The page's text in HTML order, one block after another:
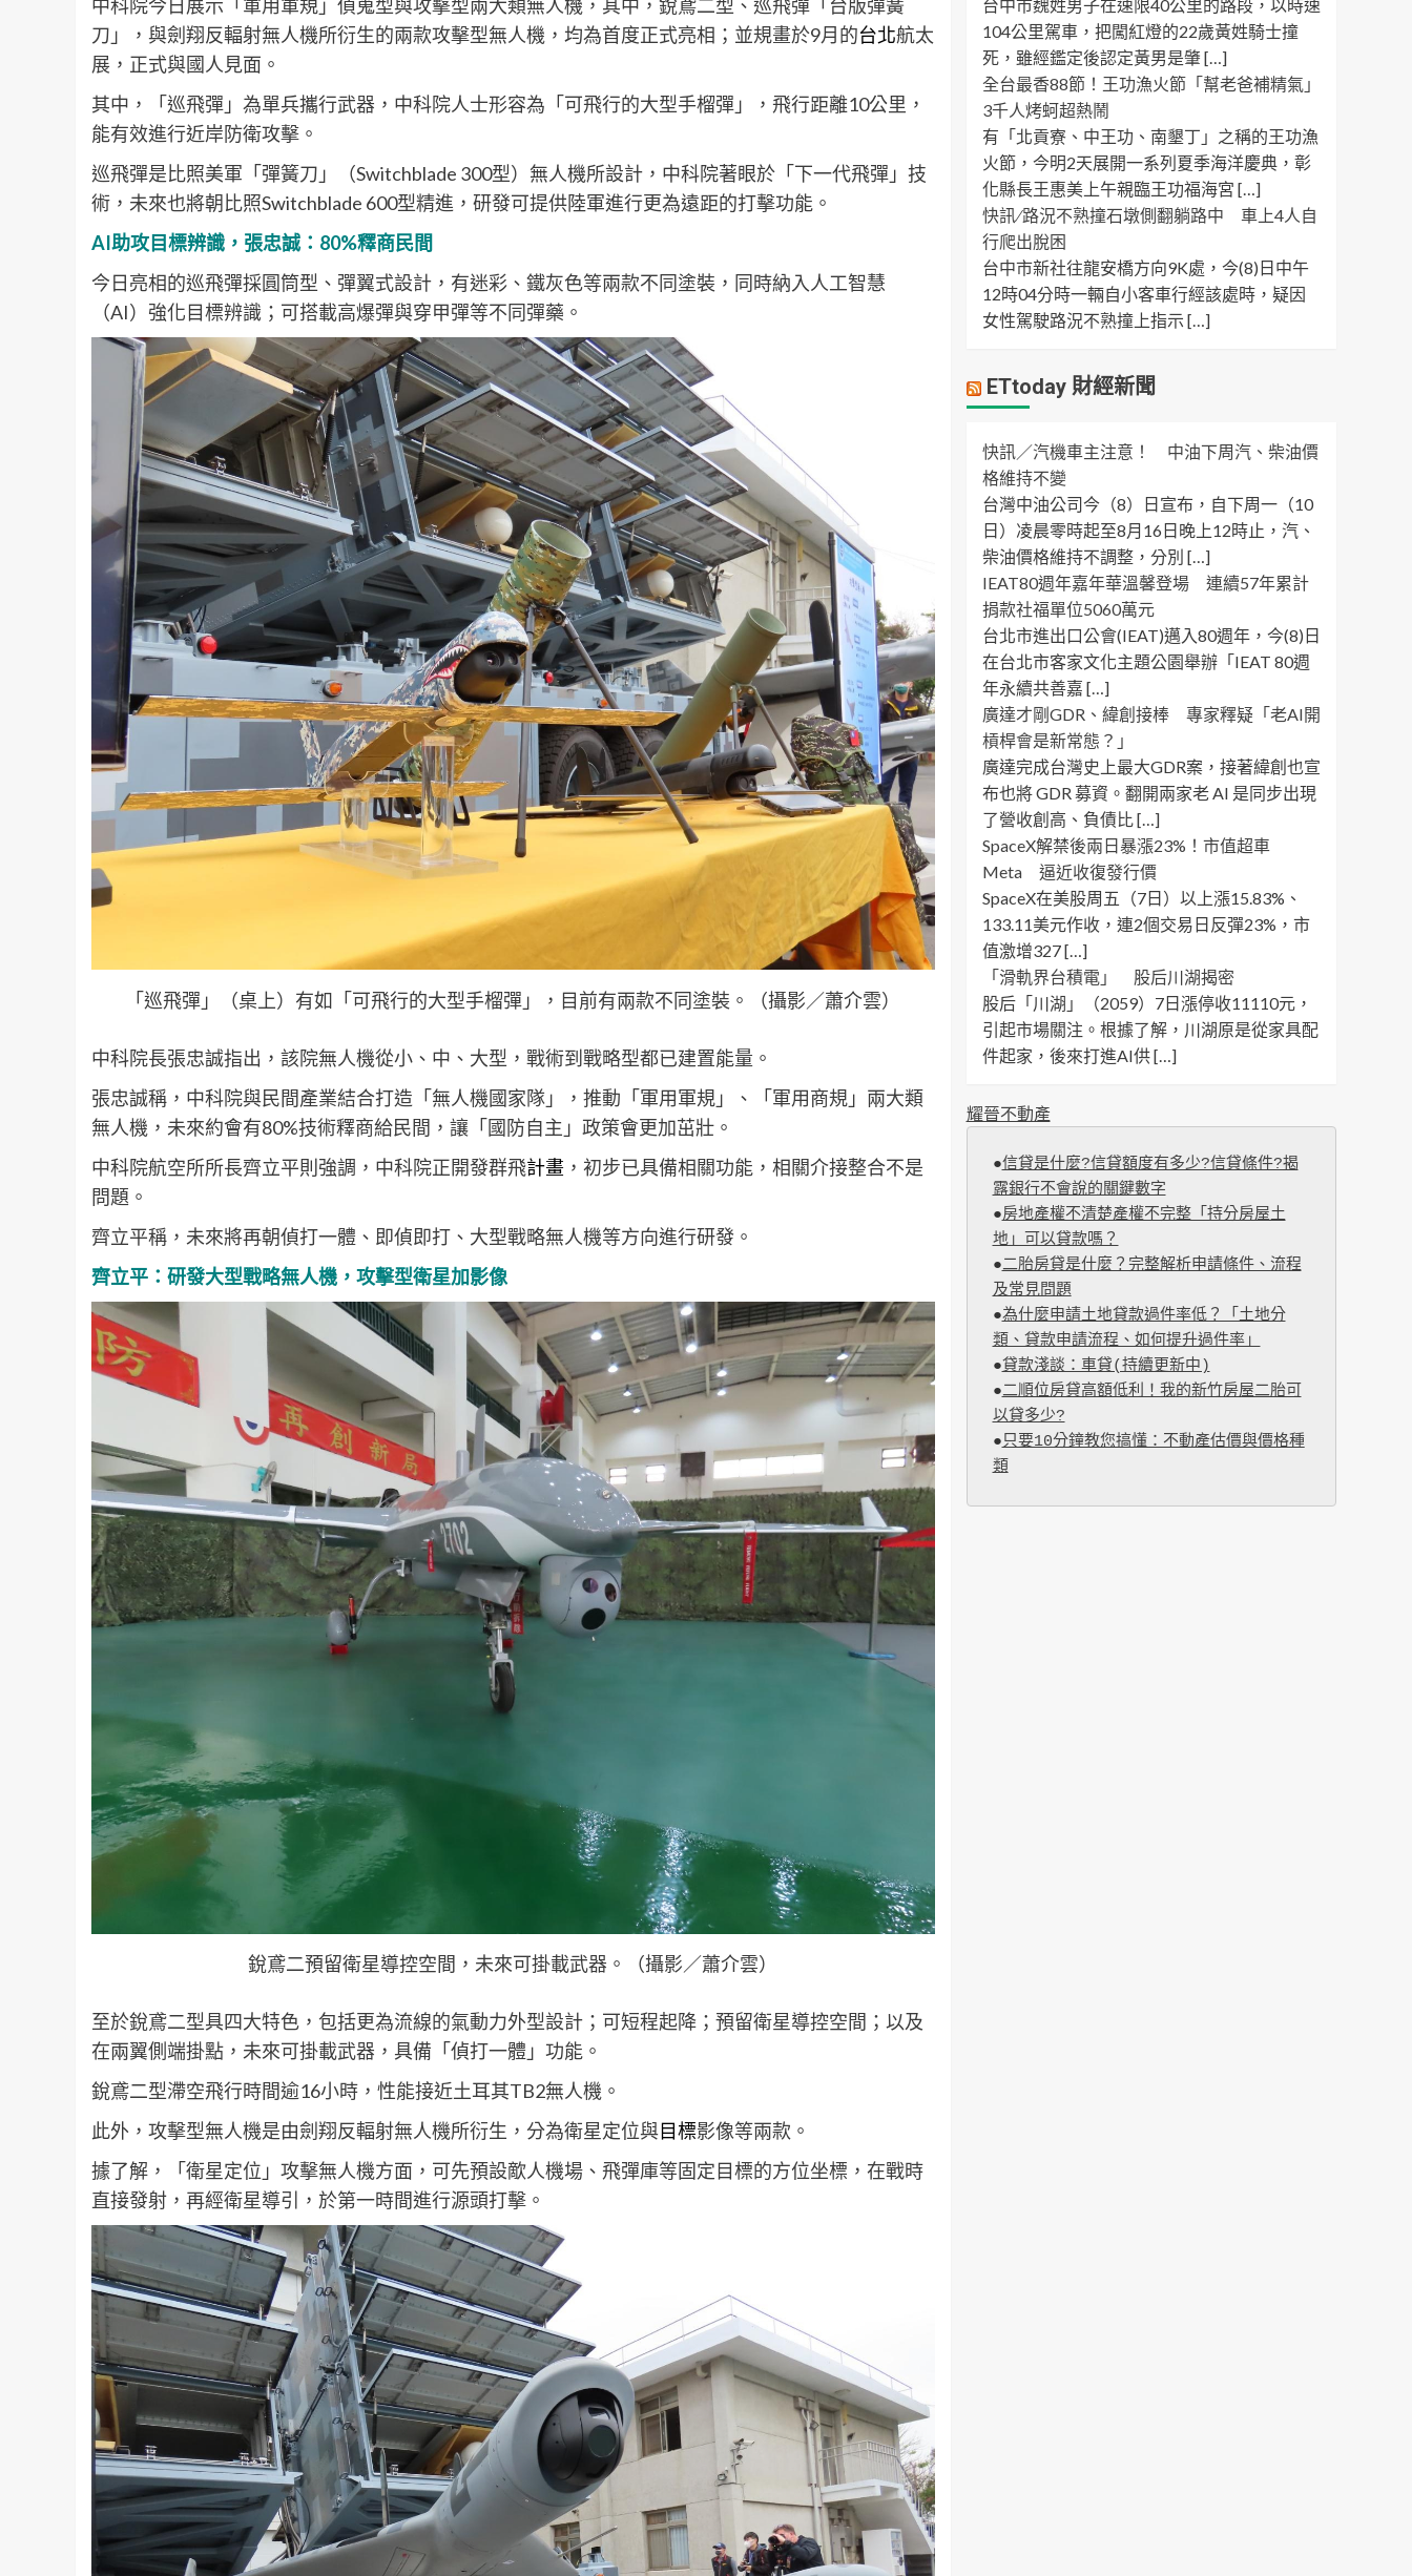
中科院今日展示「軍用軍規」偵蒐型與攻擊型兩大類無人機，其中，銳鳶二型、巡飛彈「台版彈簧
刀」，與劍翔反輻射無人機所衍生的兩款攻擊型無人機，均為首度正式亮相；並規畫於9月的台北航太
展，正式與國人見面。
其中，「巡飛彈」為單兵攜行武器，中科院人士形容為「可飛行的大型手榴彈」，飛行距離10公里，
能有效進行近岸防衛攻擊。
巡飛彈是比照美軍「彈簧刀」（Switchblade 300型）無人機所設計，中科院著眼於「下一代飛彈」技
術，未來也將朝比照Switchblade 600型精進，研發可提供陸軍進行更為遠距的打擊功能。
AI助攻目標辨識，張忠誠：80%釋商民間
今日亮相的巡飛彈採圓筒型、彈翼式設計，有迷彩、鐵灰色等兩款不同塗裝，同時納入人工智慧
（AI）強化目標辨識；可搭載高爆彈與穿甲彈等不同彈藥。
「巡飛彈」（桌上）有如「可飛行的大型手榴彈」，目前有兩款不同塗裝。（攝影／蕭介雲）
中科院長張忠誠指出，該院無人機從小、中、大型，戰術到戰略型都已建置能量。
張忠誠稱，中科院與民間產業結合打造「無人機國家隊」，推動「軍用軍規」、「軍用商規」兩大類
無人機，未來約會有80%技術釋商給民間，讓「國防自主」政策會更加茁壯。
中科院航空所所長齊立平則強調，中科院正開發群飛計畫 ，初步已具備相關功能，相關介接整合不是
問題。
齊立平稱，未來將再朝偵打一體、即偵即打、大型戰略無人機等方向進行研發。
齊立平：研發大型戰略無人機，攻擊型衛星加影像
銳鳶二預留衛星導控空間，未來可掛載武器。（攝影／蕭介雲）
至於銳鳶二型具四大特色，包括更為流線的氣動力外型設計；可短程起降；預留衛星導控空間；以及
在兩翼側端掛點，未來可掛載武器，具備「偵打一體」功能。
銳鳶二型滯空飛行時間逾16小時，性能接近土耳其TB2無人機。
此外，攻擊型無人機是由劍翔反輻射無人機所衍生，分為衛星定位與目標影像等兩款。
據了解，「衛星定位」攻擊無人機方面，可先預設歒人機場、飛彈庫等固定目標的方位坐標，在戰時
直接發射，再經衛星導引，於第一時間進行源頭打擊。
台中市魏姓男子在速限40公里的路段，以時速
104公里駕車，把闖紅燈的22歲黃姓騎士撞
死，雖經鑑定後認定黃男是肇 […]
全台最香88節！王功漁火節「幫老爸補精氣」
3千人烤蚵超熱鬧
有「北貢寮、中王功、南墾丁」之稱的王功漁
火節，今明2天展開一系列夏季海洋慶典，彰
化縣長王惠美上午親臨王功福海宮 […]
快訊 ∕ 路況不熟撞石墩側翻躺路中 車上4人自
行爬出脫困
台中市新社往龍安橋方向9K處，今(8)日中午
12時04分時一輛自小客車行經該處時，疑因
女性駕駛路況不熟撞上指示 […]
ETtoday 財經新聞
快訊／汽機車主注意！ 中油下周汽、柴油價
格維持不變
台灣中油公司今（8）日宣布，自下周一（10
日）凌晨零時起至8月16日晚上12時止，汽、
柴油價格維持不調整，分別 […]
IEAT80週年嘉年華溫馨登場 連續57年累計
捐款社福單位5060萬元
台北市進出口公會(IEAT)邁入80週年，今(8)日
在台北市客家文化主題公園舉辦「IEAT 80週
年永續共善嘉 […]
廣達才剛GDR、緯創接棒 專家釋疑「老AI開
槓桿會是新常態？」
廣達完成台灣史上最大GDR案，接著緯創也宣
布也將 GDR 募資。翻開兩家老 AI 是同步出現
了營收創高、負債比 […]
SpaceX解禁後兩日暴漲23%！市值超車
Meta 逼近收復發行價
SpaceX在美股周五（7日）以上漲15.83%、
133.11美元作收，連2個交易日反彈23%，市
值激增327 […]
「滑軌界台積電」 股后川湖揭密
股后「川湖」（2059）7日漲停收11110元，
引起市場關注。根據了解，川湖原是從家具配
件起家，後來打進AI供 […]
耀晉不動產
●信貸是什麼?信貸額度有多少?信貸條件?揭
露銀行不會說的關鍵數字
●房地產權不清楚產權不完整「持分房屋土
地」可以貸款嗎？
●二胎房貸是什麼？完整解析申請條件、流程
及常見問題
●為什麼申請土地貸款過件率低？「土地分
類、貸款申請流程、如何提升過件率」
●貸款淺談：車貸(持續更新中)
●二順位房貸高額低利！我的新竹房屋二胎可
以貸多少?
●只要10分鐘教您搞懂：不動產估價與價格種
類